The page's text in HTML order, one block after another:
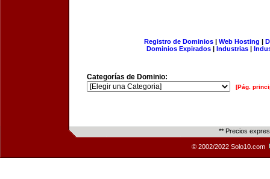
Registro de Dominios| Web Hosting |
Dominios Expirados | Industrias |
Categorías de Dominio:
[Pág.
** Precios
© 2002/2022 Solo10.com